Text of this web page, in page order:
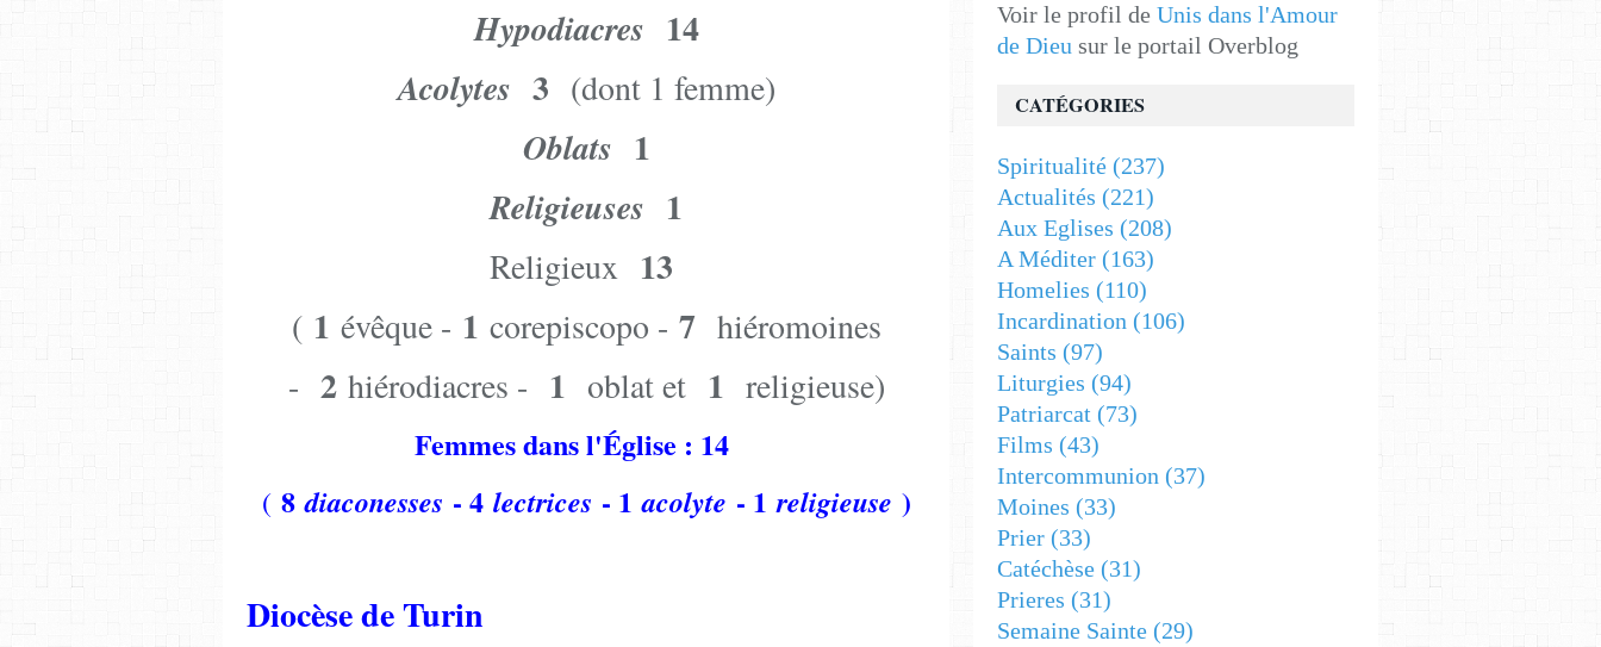
Hypodiacres 14
Acolytes 3 (dont 1 femme)
Oblats 1
Religieuses 1
Religieux 13
( 1 évêque - 1 corepiscopo - 7 hiéromoines
- 2hiérodiacres - 1 oblat et 1 religieuse)
Femmes dans l'Église : 14
( 8diaconesses - 4 lectrices - 1acolyte - 1religieuse )
Diocèse de Turin
Voir le profil de Unis dans l'Amour
de Dieu sur le portail Overblog
CATÉGORIES
Spiritualité (237)
Actualités (221)
Aux Eglises (208)
A Méditer (163)
Homelies (110)
Incardination (106)
Saints (97)
Liturgies (94)
Patriarcat (73)
Films (43)
Intercommunion (37)
Moines (33)
Prier (33)
Catéchèse (31)
Prieres (31)
Semaine Sainte (29)